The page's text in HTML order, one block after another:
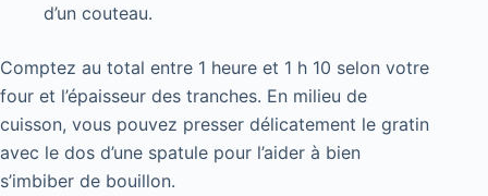
d’un couteau.
Comptez au total entre 1 heure et 1 h 10 selon votre
four et l’épaisseur des tranches. En milieu de
cuisson, vous pouvez presser délicatement le gratin
avec le dos d’une spatule pour l’aider à bien
s’imbiber de bouillon.